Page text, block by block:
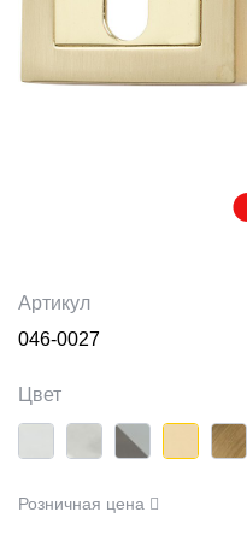
Артикул
046-0027
Цвет
Розничная цена